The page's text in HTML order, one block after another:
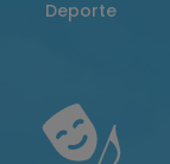
Deporte